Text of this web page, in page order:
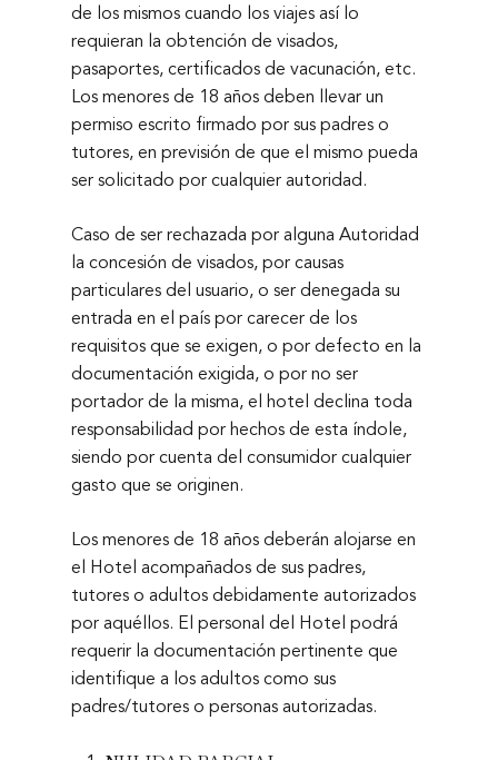
de los mismos cuando los viajes así lo
requieran la obtención de visados,
pasaportes, certificados de vacunación, etc.
Los menores de 18 años deben llevar un
permiso escrito firmado por sus padres o
tutores, en previsión de que el mismo pueda
ser solicitado por cualquier autoridad.
Caso de ser rechazada por alguna Autoridad
la concesión de visados, por causas
particulares del usuario, o ser denegada su
entrada en el país por carecer de los
requisitos que se exigen, o por defecto en la
documentación exigida, o por no ser
portador de la misma, el hotel declina toda
responsabilidad por hechos de esta índole,
siendo por cuenta del consumidor cualquier
gasto que se originen.
Los menores de 18 años deberán alojarse en
el Hotel acompañados de sus padres,
tutores o adultos debidamente autorizados
por aquéllos. El personal del Hotel podrá
requerir la documentación pertinente que
identifique a los adultos como sus
padres/tutores o personas autorizadas.